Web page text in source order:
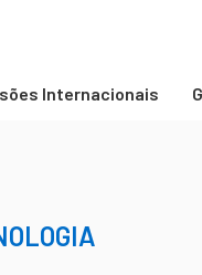
Internacionais